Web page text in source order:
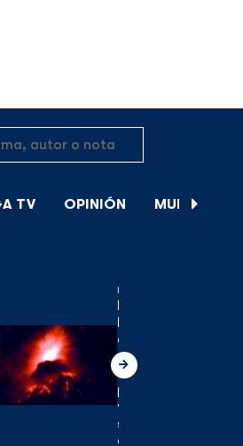
TV OPINIÓN MUNDIAL
INTERNACIONAL
El volcán de
Fuego, uno
de los tres
activos en
Guatemala,
pierde
fuerza en
sus
erupciones